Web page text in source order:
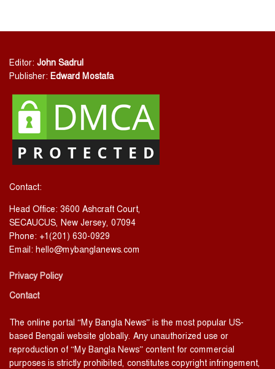
Editor: John Sadrul
Publisher: Edward Mostafa
Contact:
Head Office: 3600 Ashcraft Court,
SECAUCUS, New Jersey, 07094
Phone: +1(201) 630-0929
Email: hello@mybanglanews.com
Privacy Policy
Contact
The online portal “My Bangla News” is the most popular US-
based Bengali website globally. Any unauthorized use or
reproduction of “My Bangla News” content for commercial
purposes is strictly prohibited, constitutes copyright infringement,